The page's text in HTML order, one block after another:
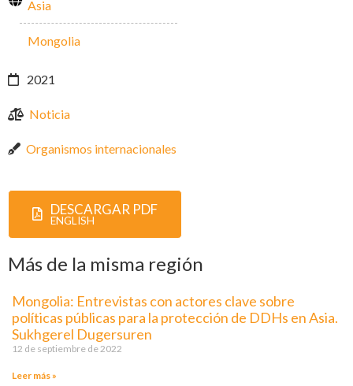
Asia
Mongolia
2021
Noticia
Organismos internacionales
DESCARGAR PDF
ENGLISH
Más de la misma región
Mongolia: Entrevistas con actores clave sobre
políticas públicas para la protección de DDHs en Asia.
Sukhgerel Dugersuren
12 de septiembre de 2022
Leer más »